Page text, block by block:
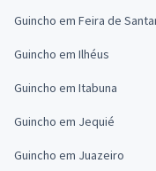
Guincho em Feira de
Guincho em Ilhéus
Guincho em Itabuna
Guincho em Jequié
Guincho em Juazeiro